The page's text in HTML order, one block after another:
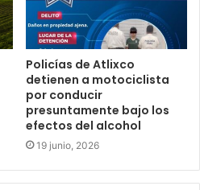
Policías de Atlixco
detienen a motociclista
por conducir
presuntamente bajo los
efectos del alcohol
19 junio, 2026